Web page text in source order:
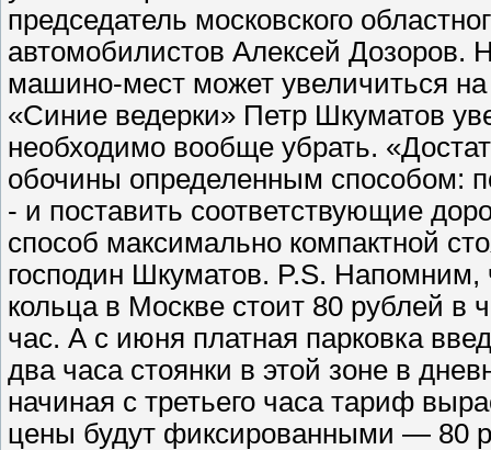
председатель московского
автомобилистов Алексей Дозоров.
машино-мест может увеличиться
«Синие ведерки» Петр Шкуматов
необходимо вообще убрать.
обочины определенным способом:
- и поставить соответствующие
способ максимально компактной
господин Шкуматов. P.S. Напомним,
кольца в Москве стоит 80 рублей в
час. А с июня платная парковка
два часа стоянки в этой зоне в
начиная с третьего часа тариф
цены будут фиксированными — 80